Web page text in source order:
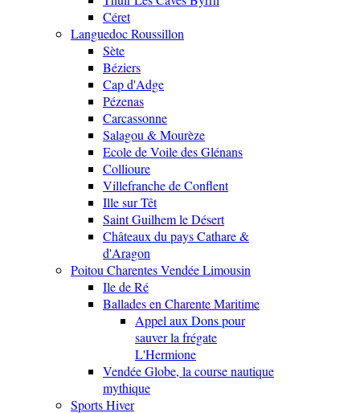
Céret
Languedoc Roussillon
Sète
Béziers
Cap d'Adge
Pézenas
Carcassonne
Salagou & Mourèze
Ecole de Voile des Glénans
Collioure
Villefranche de Conflent
Ille sur Têt
Saint Guilhem le Désert
Châteaux du pays Cathare &
d'Aragon
Poitou Charentes Vendée Limousin
Ile de Ré
Ballades en Charente Maritime
Appel aux Dons pour
sauver la frégate
L'Hermione
Vendée Globe, la course nautique
mythique
Sports Hiver